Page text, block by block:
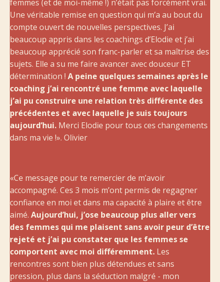
femmes (et de moi-même !) n’était pas forcément vrai.
Une véritable remise en question qui m’a au bout du
compte ouvert de nouvelles perspectives. J’ai
beaucoup appris dans les coachings d’Elodie et j’ai
beaucoup apprécié son franc-parler et sa maîtrise des
sujets. Elle a su me faire avancer avec douceur ET
détermination ! A peine quelques semaines après le
coaching j’ai rencontré une femme avec laquelle
j’ai pu construire une relation très différente des
précédentes et avec laquelle je suis toujours
aujourd’hui. Merci Elodie pour tous ces changements
dans ma vie !». Olivier
«Ce message pour te remercier de m’avoir
accompagné. Ces 3 mois m’ont permis de regagner
confiance en moi et dans ma capacité à plaire et être
aimé. Aujourd’hui, j’ose beaucoup plus aller vers
des femmes qui me plaisent sans avoir peur d’être
rejeté et j’ai pu constater que les femmes se
comportent avec moi différemment. Les
rencontres sont bien plus détendues et sans
pression, plus dans la séduction malgré - mon